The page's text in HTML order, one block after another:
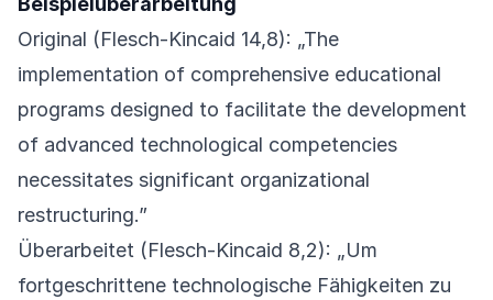
Original (Flesch-Kincaid 14,8): „The
implementation of comprehensive educational
programs designed to facilitate the development
of advanced technological competencies
necessitates significant organizational
restructuring.”
Überarbeitet (Flesch-Kincaid 8,2): „Um
fortgeschrittene technologische Fähigkeiten zu